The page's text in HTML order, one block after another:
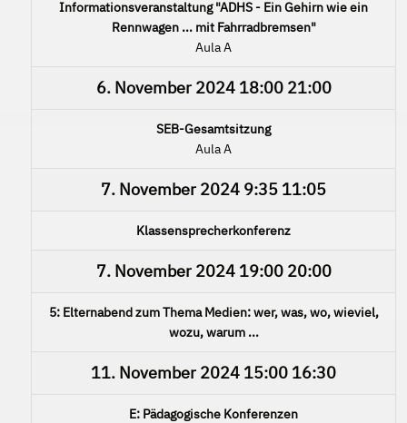
Informationsveranstaltung "ADHS - Ein Gehirn wie ein
Rennwagen ... mit Fahrradbremsen"
Aula A
6. November 202418:00 21:00
SEB-Gesamtsitzung
Aula A
7. November 2024 9:35 11:05
Klassensprecherkonferenz
7. November 202419:00 20:00
5: Elternabend zum Thema Medien: wer, was, wo, wieviel,
wozu, warum ...
11. November 2024 15:00 16:30
E: Pädagogische Konferenzen